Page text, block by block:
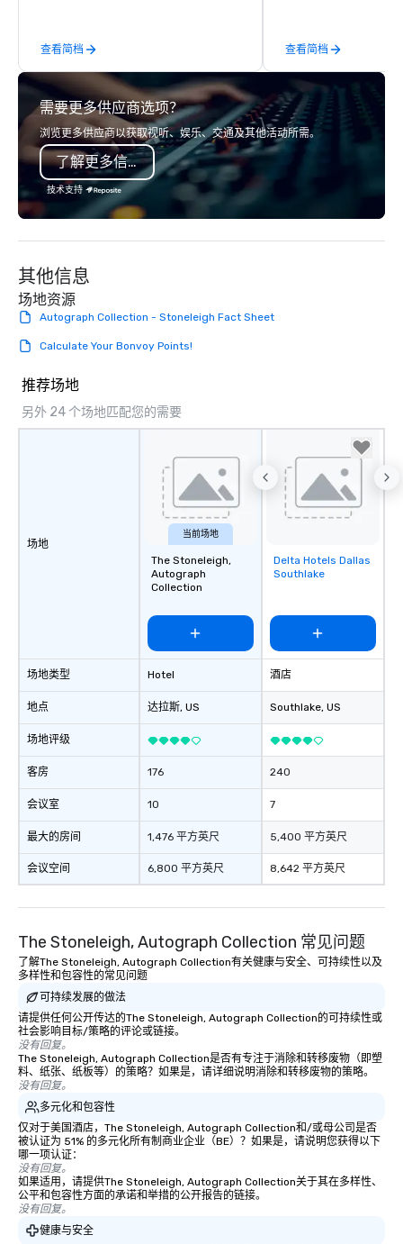
查看简档
enthusiasm after every
makes our approach
"Recognition Factor."
audience hears a
Spears, Bruno Mars,
melody reimagined
connection. ► How We Elevate Your
Event: We don’t just
orchestras. Versatile
library of hundreds
rearranged with
and soul. ► Visual Sophistication: Our
performers reflect the
Nouveau Jazz, you
a band; you are
in that "golden hour"
the music is
cocktails and
infectious enough to
engaged and
the night. ► Pop Nouveau has
ready to provide you
soundtrack to
creating a swinging
hour, to providing
for dinner which lead
of the way to make
wedding day a
查看简档
需要更多供应商选项？
浏览更多供应商以获取视听、娱乐、交通及其他活动所需。
了解更多信息
技术支持
其他信息
场地资源
Autograph Collection - Stoneleigh Fact Sheet
Calculate Your Bonvoy Points!
推荐场地
另外 24 个场地匹配您的需要
场地
场地类型
地点
场地评级
客房
会议室
最大的房间
会议空间
当前场地
The Stoneleigh,
Autograph
Collection
Hotel
达拉斯, US
176
10
1,476 平方英尺
6,800 平方英尺
Removed from
favorites
Delta Hotels Dallas
Southlake
酒店
Southlake, US
240
7
5,400 平方英尺
8,642 平方英尺
The Stoneleigh, Autograph Collection 常见问题
了解The Stoneleigh, Autograph Collection有关健康与安全、可持续性以及
多样性和包容性的常见问题
可持续发展的做法
请提供任何公开传达的The Stoneleigh, Autograph Collection的可持续性或
社会影响目标/策略的评论或链接。
没有回复。
The Stoneleigh, Autograph Collection是否有专注于消除和转移废物（即塑
料、纸张、纸板等）的策略？如果是，请详细说明消除和转移废物的策略。
没有回复。
多元化和包容性
仅对于美国酒店，The Stoneleigh, Autograph Collection和/或母公司是否
被认证为 51% 的多元化所有制商业企业（BE）？如果是，请说明您获得以下
哪一项认证：
没有回复。
如果适用，请提供The Stoneleigh, Autograph Collection关于其在多样性、
公平和包容性方面的承诺和举措的公开报告的链接。
没有回复。
健康与安全